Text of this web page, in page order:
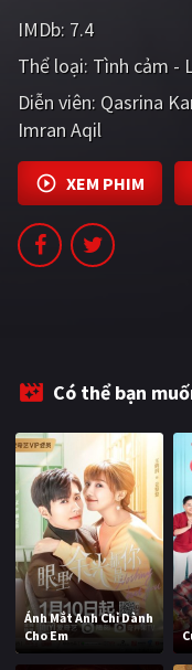
IMDb: 7.4
Thể loại: Tình cảm -
Diễn viên: Qasrina
Imran Aqil
XEM PHIM
Có thể bạn
Ánh Mắt Anh Chỉ Dành
Cho Em